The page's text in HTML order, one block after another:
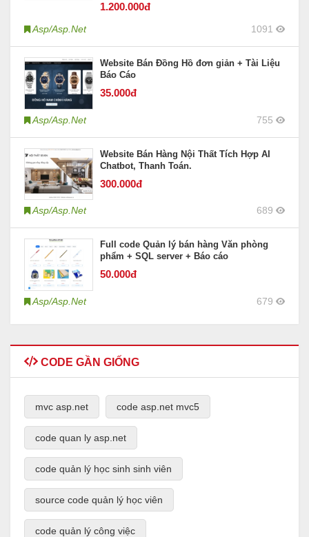
1.200.000đ
Asp/Asp.Net 1091
Website Bán Đồng Hồ đơn giản + Tài Liệu
Báo Cáo
35.000đ
Asp/Asp.Net 755
Website Bán Hàng Nội Thất Tích Hợp AI
Chatbot, Thanh Toán.
300.000đ
Asp/Asp.Net 689
Full code Quản lý bán hàng Văn phòng
phẩm + SQL server + Báo cáo
50.000đ
Asp/Asp.Net 679
CODE GẦN GIỐNG
mvc asp.net code asp.net mvc5
code quan ly asp.net
code quản lý học sinh sinh viên
source code quản lý học viên
code quản lý công việc